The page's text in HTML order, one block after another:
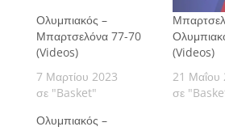
Ολυμπιακός –
Μπαρτσελόνα 77-70
(Videos)
7 Μαρτίου 2023
σε "Basket"
(Videos)
21 Μαΐου
σε
Ολυμπιακός –